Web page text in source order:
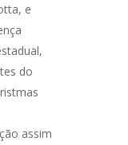
e
do
assim